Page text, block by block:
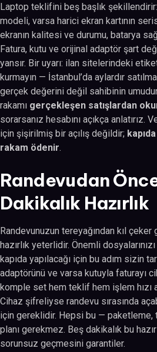
Laptop teklifini beş başlık
modeli, varsa harici ekran kartının
ekranın kalitesi ve durumu, batarya
Fatura, kutu ve orijinal adaptör şart
yansır. Bir uyarı: ilan sitelerindeki
kurmayın — İstanbul’da aylardır
gerçek değerini değil sahibinin
rakamı gerçekleşen satışlardan
sorarsanız hesabını açıkça anlatırız.
için şişirilmiş bir açılış değildir;
rakam ödenir.
Randevudan
Dakikalık Hazırlık
Randevunuzun tereyağından kıl
hazırlık yeterlidir. Önemli
kapıda yapılacağı için bu adım sizin
adaptörünü ve varsa kutuyla faturayı
komple set hem teklif hem işlem hızı
Cihaz şifreliyse randevu sırasında
için gereklidir. Hepsi bu — paketleme,
planı gerekmez. Beş dakikalık bu
sorunsuz geçmesini garantiler.